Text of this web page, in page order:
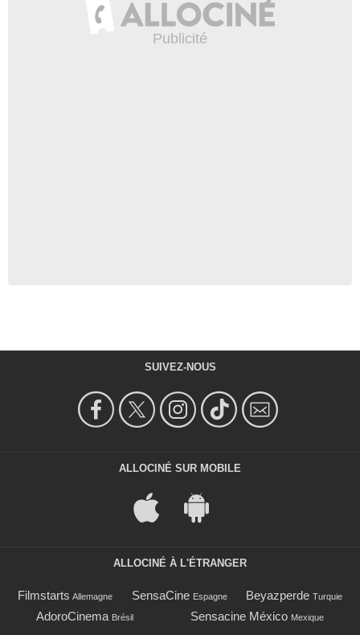
SUIVEZ-NOUS
ALLOCINÉ SUR MOBILE
ALLOCINÉ À L'ÉTRANGER
Filmstarts Allemagne SensaCine Espagne Beyazperde Turquie
AdoroCinema Brésil Sensacine México Mexique